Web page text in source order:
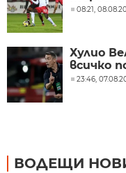
08:21,
Хулио
всичко
23:46,
ВОДЕЩИ